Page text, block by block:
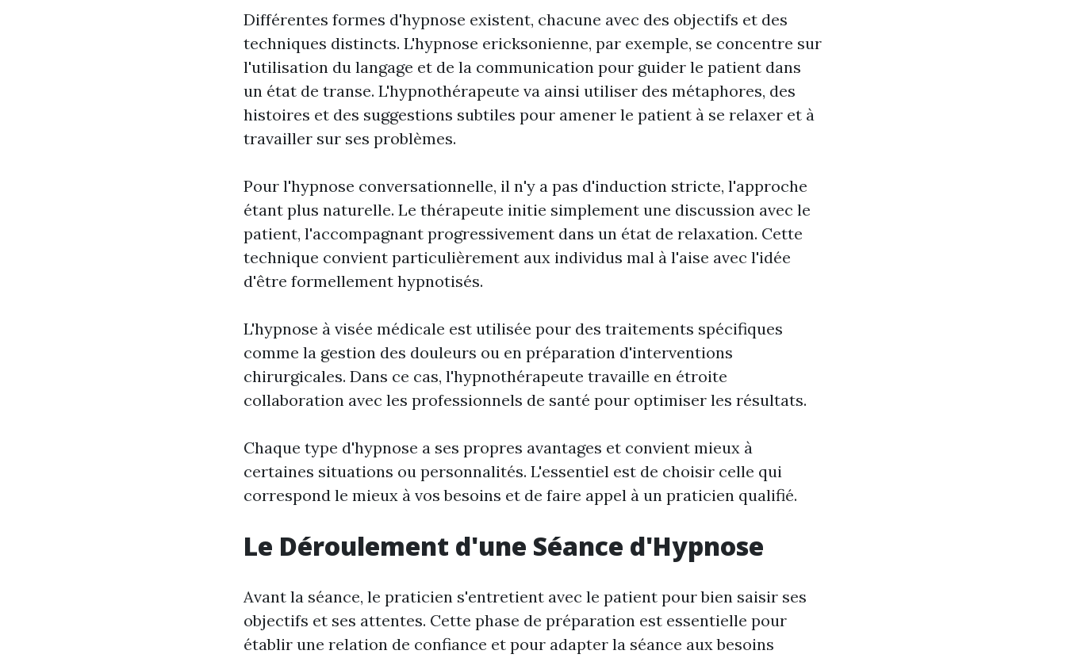
Différentes formes d'hypnose existent, chacune avec des objectifs et des
techniques distincts. L'hypnose ericksonienne, par exemple, se concentre sur
l'utilisation du langage et de la communication pour guider le patient dans
un état de transe. L'hypnothérapeute va ainsi utiliser des métaphores, des
histoires et des suggestions subtiles pour amener le patient à se relaxer et à
travailler sur ses problèmes.
Pour l'hypnose conversationnelle, il n'y a pas d'induction stricte, l'approche
étant plus naturelle. Le thérapeute initie simplement une discussion avec le
patient, l'accompagnant progressivement dans un état de relaxation. Cette
technique convient particulièrement aux individus mal à l'aise avec l'idée
d'être formellement hypnotisés.
L'hypnose à visée médicale est utilisée pour des traitements spécifiques
comme la gestion des douleurs ou en préparation d'interventions
chirurgicales. Dans ce cas, l'hypnothérapeute travaille en étroite
collaboration avec les professionnels de santé pour optimiser les résultats.
Chaque type d'hypnose a ses propres avantages et convient mieux à
certaines situations ou personnalités. L'essentiel est de choisir celle qui
correspond le mieux à vos besoins et de faire appel à un praticien qualifié.
Le Déroulement d'une Séance d'Hypnose
Avant la séance, le praticien s'entretient avec le patient pour bien saisir ses
objectifs et ses attentes. Cette phase de préparation est essentielle pour
établir une relation de confiance et pour adapter la séance aux besoins